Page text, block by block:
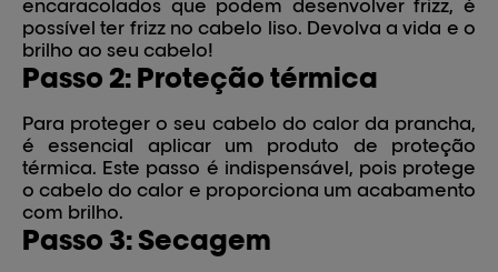
encaracolados que podem desenvolver frizz, é
possível ter frizz no cabelo liso. Devolva a vida e o
brilho ao seu cabelo!
Passo 2: Proteção térmica
Para proteger o seu cabelo do calor da prancha,
é essencial aplicar um produto de proteção
térmica. Este passo é indispensável, pois protege
o cabelo do calor e proporciona um acabamento
com brilho.
Passo 3: Secagem